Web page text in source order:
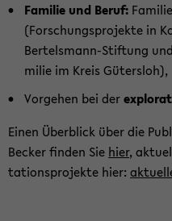
Fa­mi­lie und Beruf:
(For­schungs­pro­jek­te in
Bertelsmann-​Stiftung
mi­lie im Kreis Gü­ters­loh),
Vor­ge­hen bei der
Einen Über­blick über die
Be­cker fin­den Sie hier,
ta­ti­ons­pro­jek­te hier: